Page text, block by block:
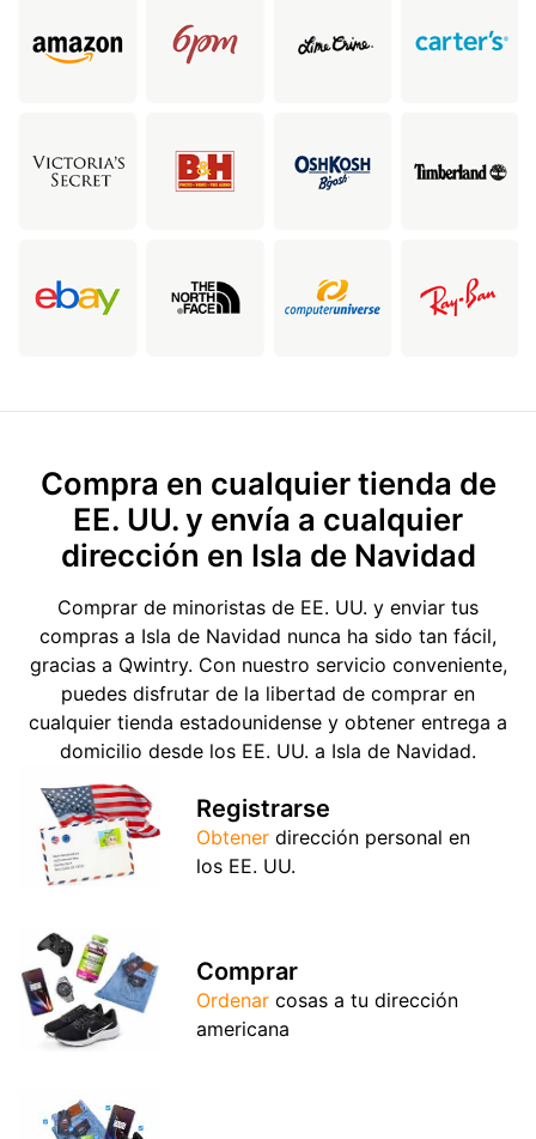
Compra en cualquier tienda de
EE. UU. y envía a cualquier
dirección en Isla de Navidad
Comprar de minoristas de EE. UU. y enviar tus
compras a Isla de Navidad nunca ha sido tan fácil,
gracias a Qwintry. Con nuestro servicio conveniente,
puedes disfrutar de la libertad de comprar en
cualquier tienda estadounidense y obtener entrega a
domicilio desde los EE. UU. a Isla de Navidad.
Registrarse
Obtener dirección personal en
los EE. UU.
Comprar
Ordenar cosas a tu dirección
americana